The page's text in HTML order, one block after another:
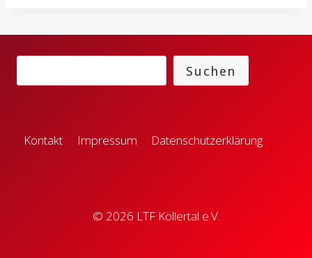
Suchen
Kontakt Impressum Datenschutzerklärung
© 2026 LTF Köllertal e.V.